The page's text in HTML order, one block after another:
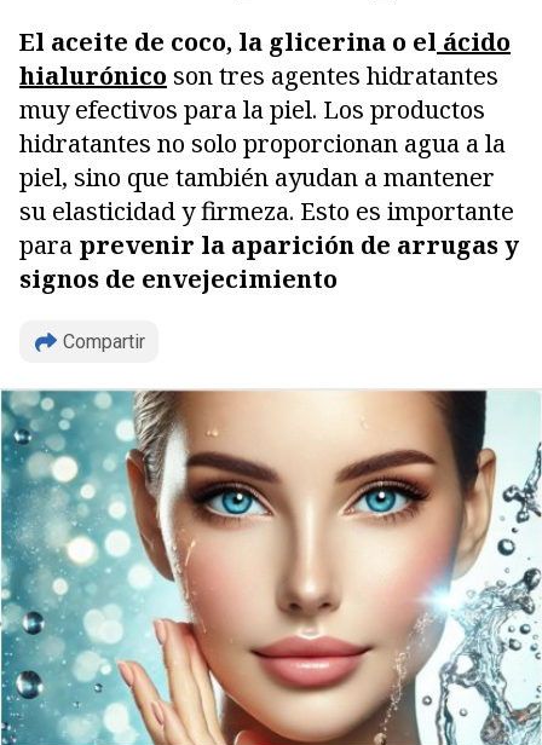
El aceite de coco, la glicerina o el ácido
hialurónico son tres agentes hidratantes
muy efectivos para la piel. Los productos
hidratantes no solo proporcionan agua a la
piel, sino que también ayudan a mantener
su elasticidad y firmeza. Esto es importante
para prevenir la aparición de arrugas y
signos de envejecimiento
Compartir